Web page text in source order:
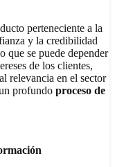
perteneciente a la
y la credibilidad
que se puede depender
de los clientes,
relevancia en el sector
profundo proceso de